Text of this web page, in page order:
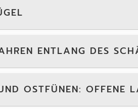
ENTLANG DES
OSTFÜNEN: OFFENE